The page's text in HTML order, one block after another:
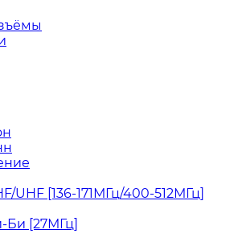
UHF [136-171МГц/400-512МГц]
Би [27МГц]